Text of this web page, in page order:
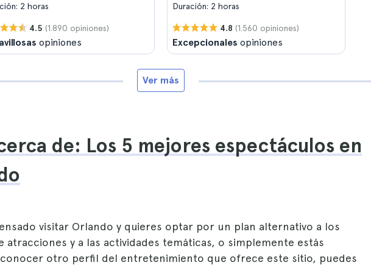
2 horas
4.5 (1.890 opiniones)
opiniones
Duración: 2 horas
4.8 (1.560 opiniones)
Excepcionales opiniones
Ver más
de: Los 5 mejores espectáculos en
visitar Orlando y quieres optar por un plan alternativo a los
atracciones y a las actividades temáticas, o simplemente estás
otro perfil del entretenimiento que ofrece este sitio, puedes